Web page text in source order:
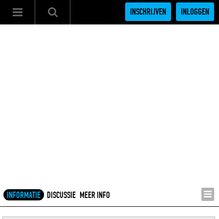
INSCHRIJVEN INLOGGEN
INFORMATIE DISCUSSIE MEER INFO